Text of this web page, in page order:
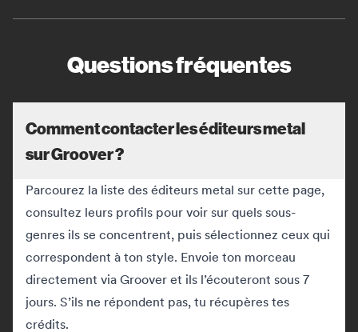
Questions fréquentes
Comment contacter les éditeurs metal
sur Groover ?
Parcourez la liste des éditeurs metal sur cette page,
consultez leurs profils pour voir sur quels sous-
genres ils se concentrent, puis sélectionnez ceux qui
correspondent à ton style. Envoie ton morceau
directement via Groover et ils l’écouteront sous 7
jours. S’ils ne répondent pas, tu récupères tes
crédits.